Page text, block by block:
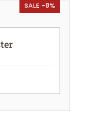
SALE -8%